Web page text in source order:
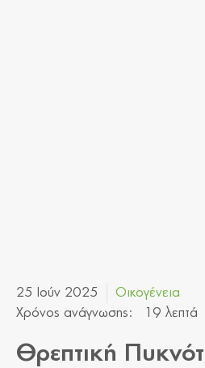
25 Ιούν 2025
Οικογένεια
Χρόνος ανάγνωσης:
19 λεπτά
Θρεπτική